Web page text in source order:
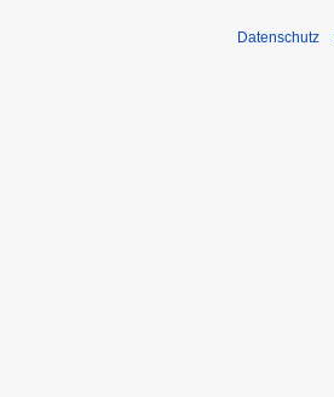
Datenschutz